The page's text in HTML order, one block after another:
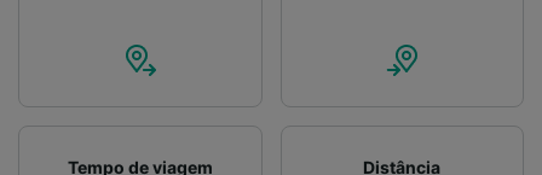
Tempo de viagem Distância